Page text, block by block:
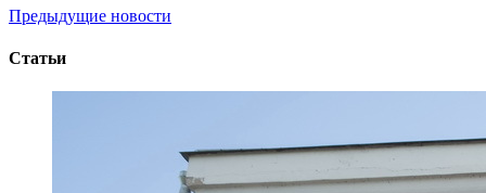
Предыдущие новости
Статьи